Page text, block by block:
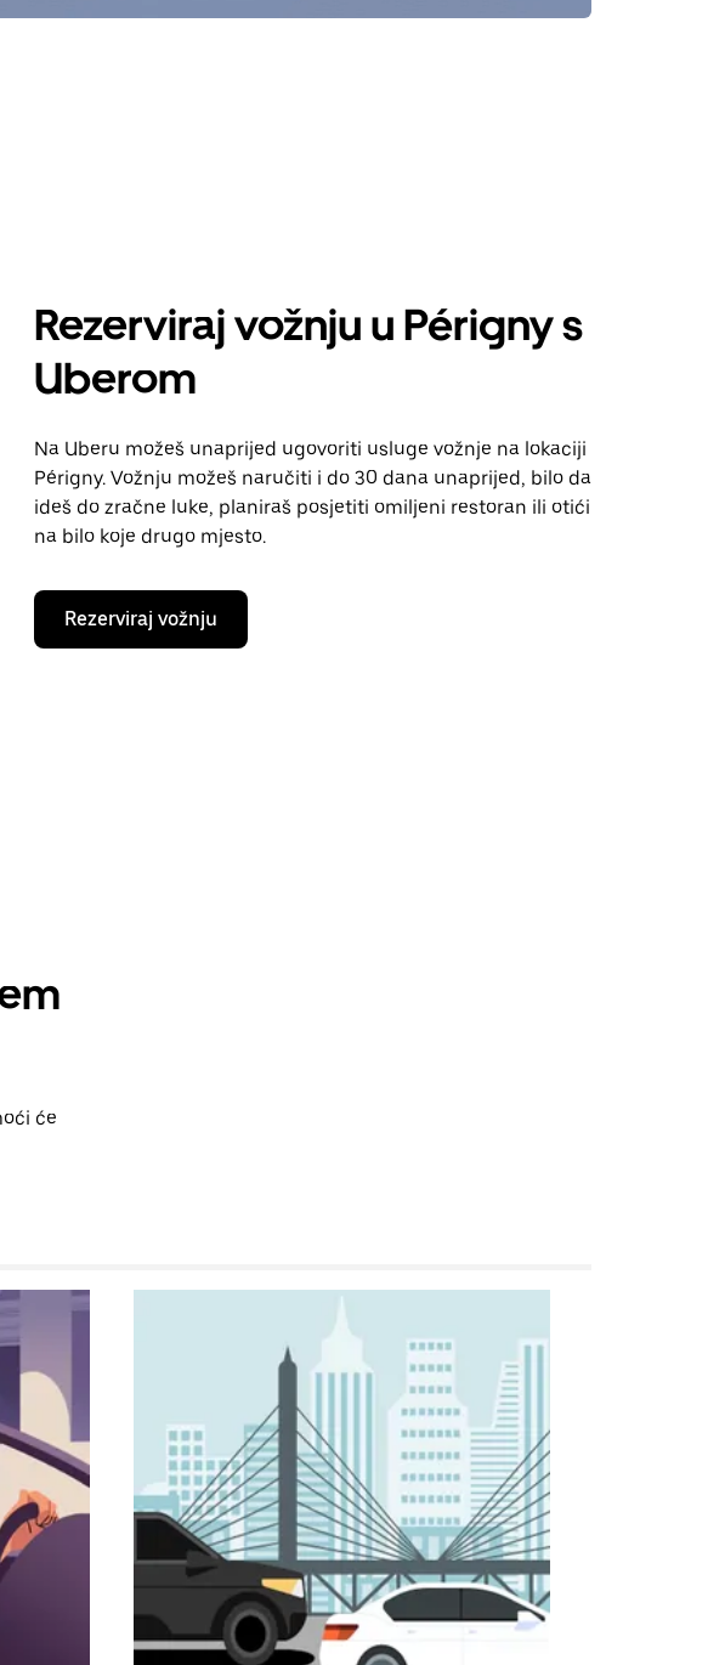
Rezerviraj vožnju u Périgny s
Uberom
Na Uberu možeš unaprijed ugovoriti usluge vožnje na lokaciji
Périgny. Vožnju možeš naručiti i do 30 dana unaprijed, bilo da
ideš do zračne luke, planiraš posjetiti omiljeni restoran ili otići
na bilo koje drugo mjesto.
Rezerviraj vožnju
će